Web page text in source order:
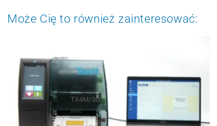
Może Cię to również zainteresować: